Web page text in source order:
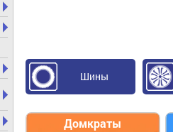
Шины
Домкраты